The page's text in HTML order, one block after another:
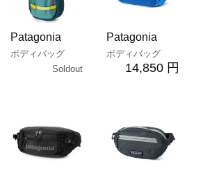
Patagonia
ボディバッグ
Soldout
Patagonia
ボディバッグ
14,850 円